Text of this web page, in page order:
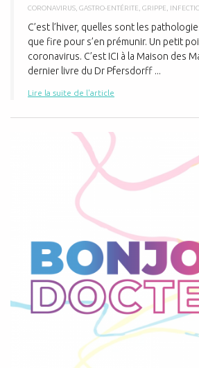
CORONAVIRUS GASTRO-ENTÉRITE GRIPPE
C’est l’hiver, quelles sont les
que fire pour s’en prémunir. Un petit
coronavirus. C’est ICI à la Maison des
dernier livre du Dr Pfersdorff ...
Lire la suite de l'article